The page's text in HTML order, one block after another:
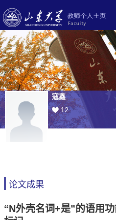
寇鑫
12
论文成果
“N外壳名词+是”的语用